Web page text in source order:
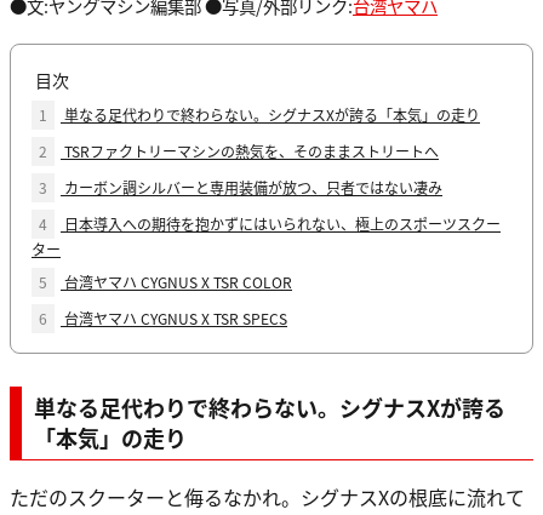
●文:ヤングマシン編集部 ●写真/外部リンク:台湾ヤマハ
目次
1
単なる足代わりで終わらない。シグナスXが誇る「本気」の走り
2
TSRファクトリーマシンの熱気を、そのままストリートへ
3
カーボン調シルバーと専用装備が放つ、只者ではない凄み
4
日本導入への期待を抱かずにはいられない、極上のスポーツスクー
ター
5
台湾ヤマハ CYGNUS X TSR COLOR
6
台湾ヤマハ CYGNUS X TSR SPECS
単なる足代わりで終わらない。シグナスXが誇る
「本気」の走り
ただのスクーターと侮るなかれ。シグナスXの根底に流れて